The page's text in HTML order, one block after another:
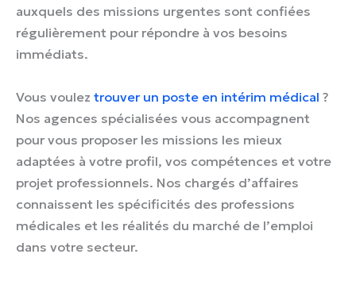
auxquels des missions urgentes sont confiées
régulièrement pour répondre à vos besoins
immédiats.
Vous voulez trouver un poste en intérim médical ?
Nos agences spécialisées vous accompagnent
pour vous proposer les missions les mieux
adaptées à votre profil, vos compétences et votre
projet professionnels. Nos chargés d’affaires
connaissent les spécificités des professions
médicales et les réalités du marché de l’emploi
dans votre secteur.